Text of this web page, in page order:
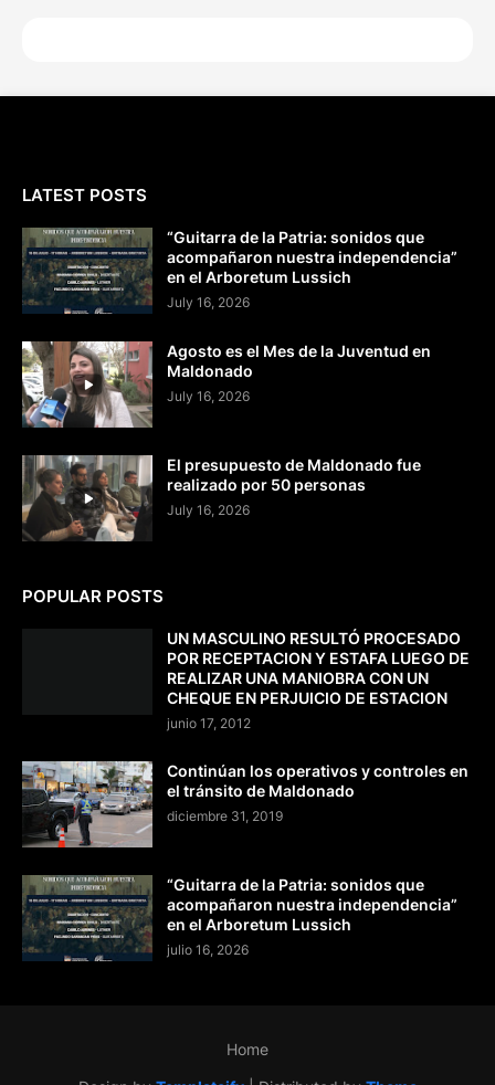
LATEST POSTS
“Guitarra de la Patria: sonidos que
acompañaron nuestra independencia”
en el Arboretum Lussich
July 16, 2026
Agosto es el Mes de la Juventud en
Maldonado
July 16, 2026
El presupuesto de Maldonado fue
realizado por 50 personas
July 16, 2026
POPULAR POSTS
UN MASCULINO RESULTÓ PROCESADO
POR RECEPTACION Y ESTAFA LUEGO DE
REALIZAR UNA MANIOBRA CON UN
CHEQUE EN PERJUICIO DE ESTACION
junio 17, 2012
Continúan los operativos y controles en
el tránsito de Maldonado
diciembre 31, 2019
“Guitarra de la Patria: sonidos que
acompañaron nuestra independencia”
en el Arboretum Lussich
julio 16, 2026
Home